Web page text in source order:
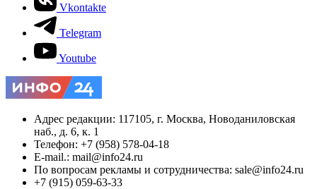
Vkontakte
Telegram
Youtube
Адрес редакции: 117105, г. Москва, Новоданиловская
наб., д. 6, к. 1
Телефон: +7 (958) 578-04-18
E-mail.: mail@info24.ru
По вопросам рекламы и сотрудничества: sale@info24.ru
+7 (915) 059-63-33